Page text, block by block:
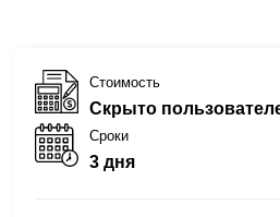
Стоимость
Скрыто
Сроки
3 дня